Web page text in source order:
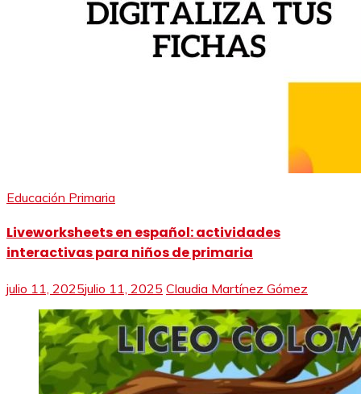
Educación Primaria
Liveworksheets en español: actividades
interactivas para niños de primaria
julio 11, 2025julio 11, 2025 Claudia Martínez Gómez